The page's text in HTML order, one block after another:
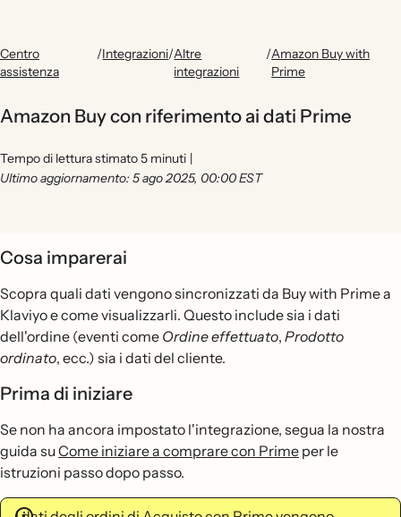
Centro
assistenza
/Integrazioni/Altre
integrazioni
/Amazon Buy with
Prime
Amazon Buy con riferimento ai dati Prime
Tempo di lettura stimato 5 minuti |
Ultimo aggiornamento: 5 ago 2025, 00:00 EST
Cosa imparerai
Scopra quali dati vengono sincronizzati da Buy with Prime a
Klaviyo e come visualizzarli. Questo include sia i dati
dell'ordine (eventi come Ordine effettuato, Prodotto
ordinato, ecc.) sia i dati del cliente.
Prima di iniziare
Se non ha ancora impostato l'integrazione, segua la nostra
guida suCome iniziare a comprare con Prime per le
istruzioni passo dopo passo.